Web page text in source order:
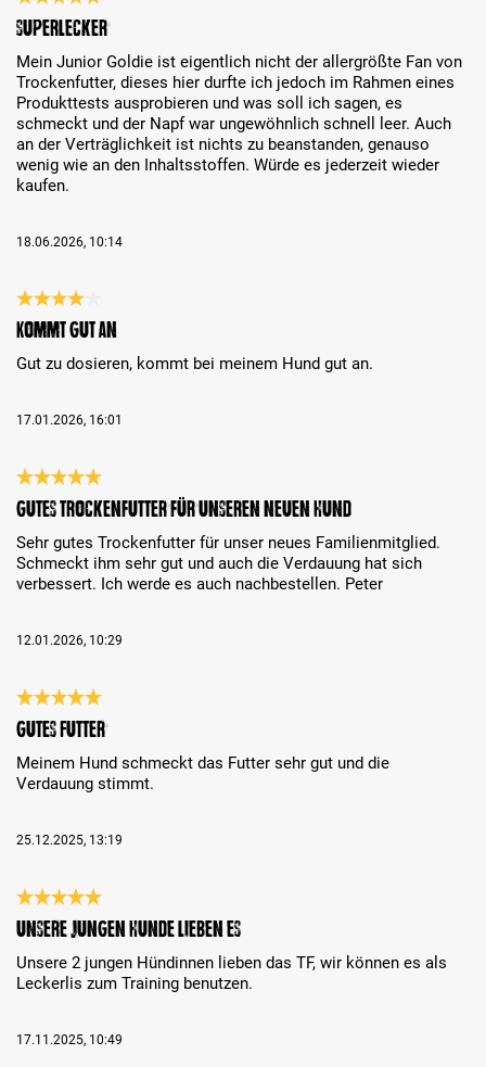
Review with rating of 5 out of 5 stars
Superlecker
Mein Junior Goldie ist eigentlich nicht der allergrößte Fan von
Trockenfutter, dieses hier durfte ich jedoch im Rahmen eines
Produkttests ausprobieren und was soll ich sagen, es
schmeckt und der Napf war ungewöhnlich schnell leer. Auch
an der Verträglichkeit ist nichts zu beanstanden, genauso
wenig wie an den Inhaltsstoffen. Würde es jederzeit wieder
kaufen.
18.06.2026, 10:14
Review with rating of 4 out of 5 stars
Kommt gut an
Gut zu dosieren, kommt bei meinem Hund gut an.
17.01.2026, 16:01
Review with rating of 5 out of 5 stars
Gutes Trockenfutter für unseren neuen Hund
Sehr gutes Trockenfutter für unser neues Familienmitglied.
Schmeckt ihm sehr gut und auch die Verdauung hat sich
verbessert. Ich werde es auch nachbestellen. Peter
12.01.2026, 10:29
Review with rating of 5 out of 5 stars
Gutes Futter
Meinem Hund schmeckt das Futter sehr gut und die
Verdauung stimmt.
25.12.2025, 13:19
Review with rating of 5 out of 5 stars
Unsere jungen Hunde lieben es
Unsere 2 jungen Hündinnen lieben das TF, wir können es als
Leckerlis zum Training benutzen.
17.11.2025, 10:49